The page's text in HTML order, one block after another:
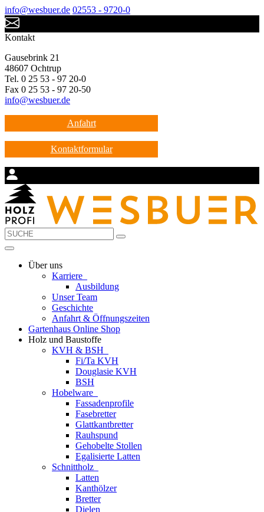
info@wesbuer.de 02553 - 9720-0
Kontakt
Gausebrink 21
48607 Ochtrup
Tel. 0 25 53 - 97 20-0
Fax 0 25 53 - 97 20-50
info@wesbuer.de
Anfahrt
Kontaktformular
Über uns
Karriere
Ausbildung
Unser Team
Geschichte
Anfahrt & Öffnungszeiten
Gartenhaus Online Shop
Holz und Baustoffe
KVH & BSH
Fi/Ta KVH
Douglasie KVH
BSH
Hobelware
Fassadenprofile
Fasebretter
Glattkantbretter
Rauhspund
Gehobelte Stollen
Egalisierte Latten
Schnittholz
Latten
Kanthölzer
Bretter
Dielen